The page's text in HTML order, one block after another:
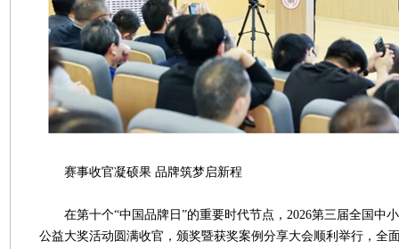
赛事收官凝硕果 品牌筑梦启新程
在第十个“中国品牌日”的重要时代节点，2026第三届全国中
公益大奖活动圆满收官，颁奖暨获奖案例分享大会顺利举行，全